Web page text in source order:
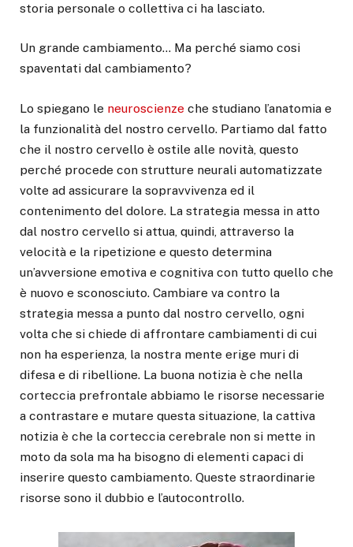
storia personale o collettiva ci ha lasciato.
Un grande cambiamento… Ma perché siamo cosi
spaventati dal cambiamento?
Lo spiegano le neuroscienze che studiano l’anatomia e
la funzionalità del nostro cervello. Partiamo dal fatto
che il nostro cervello è ostile alle novità, questo
perché procede con strutture neurali automatizzate
volte ad assicurare la sopravvivenza ed il
contenimento del dolore. La strategia messa in atto
dal nostro cervello si attua, quindi, attraverso la
velocità e la ripetizione e questo determina
un’avversione emotiva e cognitiva con tutto quello che
è nuovo e sconosciuto. Cambiare va contro la
strategia messa a punto dal nostro cervello, ogni
volta che si chiede di affrontare cambiamenti di cui
non ha esperienza, la nostra mente erige muri di
difesa e di ribellione. La buona notizia è che nella
corteccia prefrontale abbiamo le risorse necessarie
a contrastare e mutare questa situazione, la cattiva
notizia è che la corteccia cerebrale non si mette in
moto da sola ma ha bisogno di elementi capaci di
inserire questo cambiamento. Queste straordinarie
risorse sono il dubbio e l’autocontrollo.